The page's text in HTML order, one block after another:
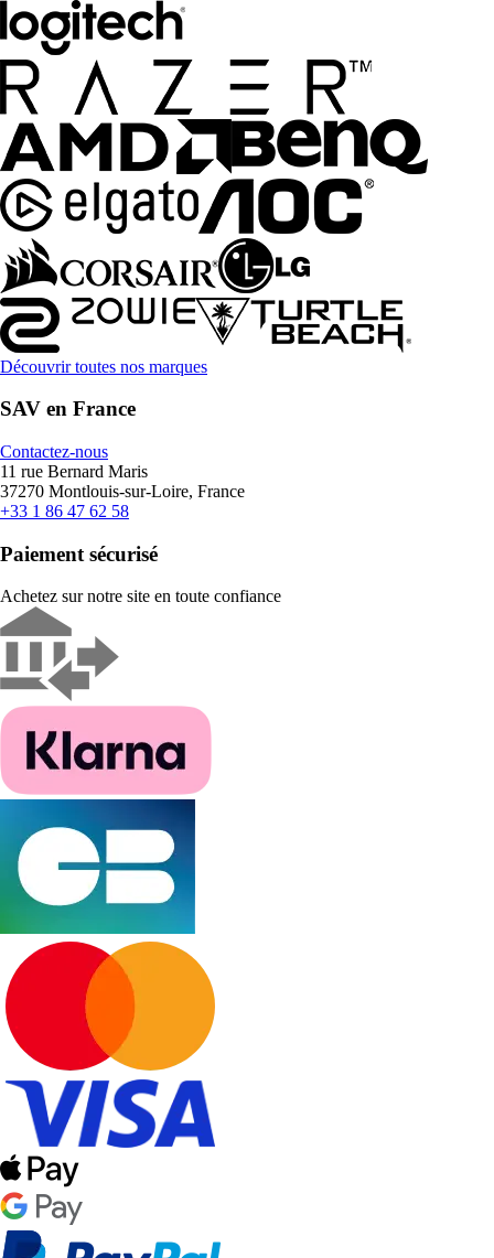
Découvrir toutes nos marques
SAV en France
Contactez-nous
11 rue Bernard Maris
37270 Montlouis-sur-Loire, France
+33 1 86 47 62 58
Paiement sécurisé
Achetez sur notre site en toute confiance